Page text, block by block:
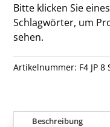
Bitte klicken Sie
Schlagwörter, um
sehen.
Artikelnummer: F4 JP 8
Beschreibung